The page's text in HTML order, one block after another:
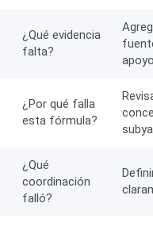
¿Qué evidencia
falta?
¿Por qué falla
esta fórmula?
¿Qué
coordinación
falló?